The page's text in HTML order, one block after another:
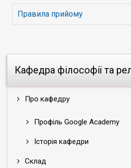
Кафедра філософії та
Про кафедру
Профіль Google Academy
Історія кафедри
Склад
Правила прийому